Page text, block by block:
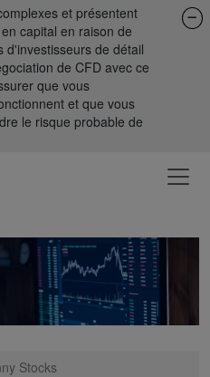
et présentent
capital en raison de
d'investisseurs de détail
de CFD avec ce
que vous
et que vous
le risque probable de
Stocks